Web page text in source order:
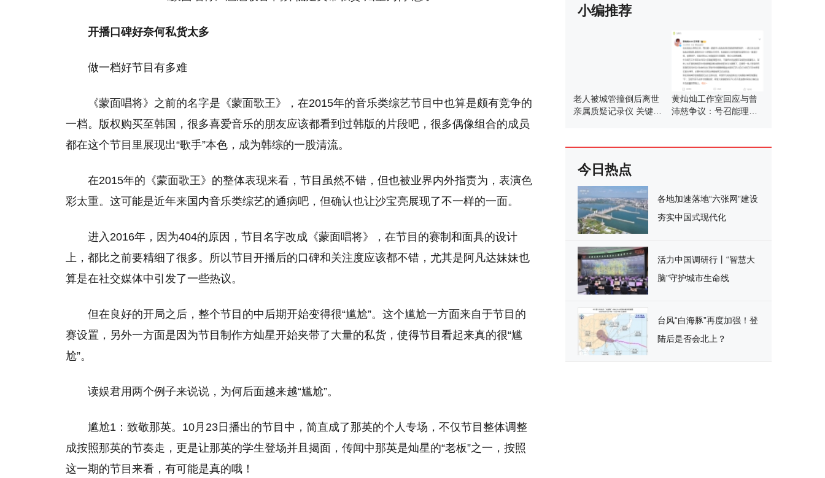
开播口碑好奈何私货太多
做一档好节目有多难
《蒙面唱将》之前的名字是《蒙面歌王》，在2015年的音乐类综艺节目中也算是颇有竞争的
一档。版权购买至韩国，很多喜爱音乐的朋友应该都看到过韩版的片段吧，很多偶像组合的成员
都在这个节目里展现出“歌手”本色，成为韩综的一股清流。
在2015年的《蒙面歌王》的整体表现来看，节目虽然不错，但也被业界内外指责为，表演色
彩太重。这可能是近年来国内音乐类综艺的通病吧，但确认也让沙宝亮展现了不一样的一面。
进入2016年，因为404的原因，节目名字改成《蒙面唱将》，在节目的赛制和面具的设计
上，都比之前要精细了很多。所以节目开播后的口碑和关注度应该都不错，尤其是阿凡达妹妹也
算是在社交媒体中引发了一些热议。
但在良好的开局之后，整个节目的中后期开始变得很“尴尬”。这个尴尬一方面来自于节目的
赛设置，另外一方面是因为节目制作方灿星开始夹带了大量的私货，使得节目看起来真的很“尴
尬”。
读娱君用两个例子来说说，为何后面越来越“尴尬”。
尴尬1：致敬那英。10月23日播出的节目中，简直成了那英的个人专场，不仅节目整体调整
成按照那英的节奏走，更是让那英的学生登场并且揭面，传闻中那英是灿星的“老板”之一，按照
这一期的节目来看，有可能是真的哦！
小编推荐
老人被城管撞倒后离世
亲属质疑记录仪 关键证
黄灿灿工作室回应与曾
沛慈争议：号召能理智
今日热点
各地加速落地“六张网”建设
夯实中国式现代化
活力中国调研行丨“智慧大
脑”守护城市生命线
台风“白海豚”再度加强！登
陆后是否会北上？